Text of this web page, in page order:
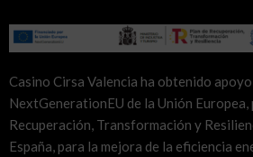
Casino Cirsa Valencia ha obtenido
NextGenerationEU de la Unión
Recuperación, Transformación y
España, para la mejora de la eficiencia